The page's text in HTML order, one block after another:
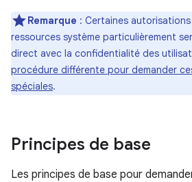
Remarque : Certaines
ressources système particulièrement
direct avec la confidentialité des
procédure différente pour demander
spéciales.
Principes de base
Les principes de base pour